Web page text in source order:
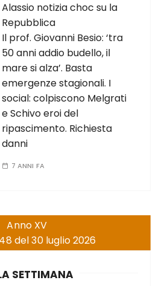
Alassio notizia choc su la
Repubblica
Il prof. Giovanni Besio: ‘tra
50 anni addio budello, il
mare si alza’. Basta
emergenze stagionali. I
social: colpiscono Melgrati
e Schivo eroi del
ripascimento. Richiesta
danni
7 ANNI FA
Anno XV
del 30 luglio 2026
SETTIMANA